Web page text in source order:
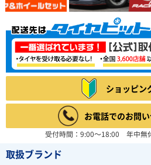
ショッピン
お電話でのお問
受付時間：9:00～18:00 年中無
取扱ブランド